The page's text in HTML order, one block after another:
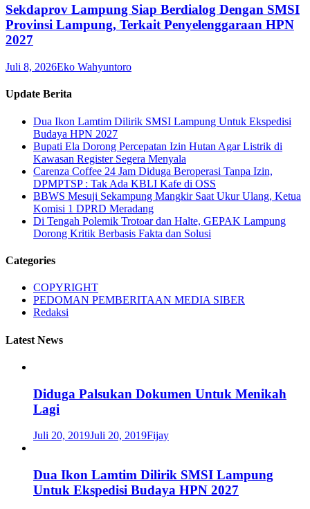
Sekdaprov Lampung Siap Berdialog Dengan SMSI
Provinsi Lampung, Terkait Penyelenggaraan HPN
2027
Juli 8, 2026Eko Wahyuntoro
Update Berita
Dua Ikon Lamtim Dilirik SMSI Lampung Untuk Ekspedisi
Budaya HPN 2027
Bupati Ela Dorong Percepatan Izin Hutan Agar Listrik di
Kawasan Register Segera Menyala
Carenza Coffee 24 Jam Diduga Beroperasi Tanpa Izin,
DPMPTSP : Tak Ada KBLI Kafe di OSS
BBWS Mesuji Sekampung Mangkir Saat Ukur Ulang, Ketua
Komisi 1 DPRD Meradang
Di Tengah Polemik Trotoar dan Halte, GEPAK Lampung
Dorong Kritik Berbasis Fakta dan Solusi
Categories
COPYRIGHT
PEDOMAN PEMBERITAAN MEDIA SIBER
Redaksi
Latest News
Diduga Palsukan Dokumen Untuk Menikah
Lagi
Juli 20, 2019Juli 20, 2019Fijay
Dua Ikon Lamtim Dilirik SMSI Lampung
Untuk Ekspedisi Budaya HPN 2027